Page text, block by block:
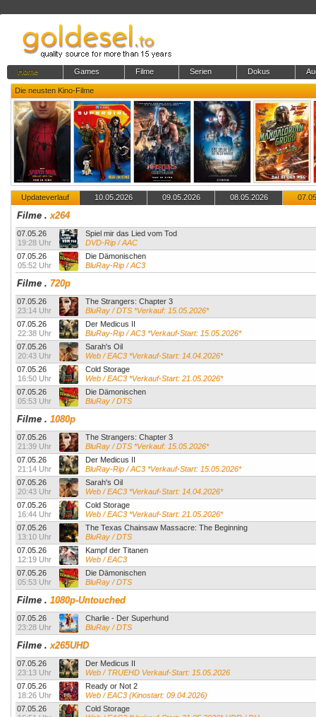
Home Games Filme Serien Dokus
Die neusten Kino-Filme
Updateverlauf 10.05.2026 09.05.2026 08.05.2026
Filme .x264
07.05.26
19:28 Uhr
Spiel mir das Lied vom Tod
DVD-Rip / AAC
07.05.26
05:52 Uhr
Die Dämonischen
BluRay-Rip / AC3
Filme . 720p
07.05.26
23:14 Uhr
The Strangers: Chapter 3
BluRay / DTS *Verkauf: 15.05.2026*
07.05.26
22:38 Uhr
Der Medicus II
BluRay-Rip / AC3 *Verkauf-Start: 15.05.2026*
07.05.26
20:43 Uhr
Sarah's Oil
Web / EAC3 *Verkauf-Start: 14.04.2026*
07.05.26
16:50 Uhr
Cold Storage
Web / EAC3 *Verkauf-Start: 21.05.2026*
07.05.26
05:53 Uhr
Die Dämonischen
BluRay / DTS
Filme . 1080p
07.05.26
21:39 Uhr
The Strangers: Chapter 3
BluRay / DTS *Verkauf: 15.05.2026*
07.05.26
21:14 Uhr
Der Medicus II
BluRay-Rip / AC3 *Verkauf-Start: 15.05.2026*
07.05.26
20:43 Uhr
Sarah's Oil
Web / EAC3 *Verkauf-Start: 14.04.2026*
07.05.26
16:44 Uhr
Cold Storage
Web / EAC3 *Verkauf-Start: 21.05.2026*
07.05.26
13:10 Uhr
The Texas Chainsaw Massacre: The Beginning
BluRay / DTS
07.05.26
12:19 Uhr
Kampf der Titanen
Web / EAC3
07.05.26
05:53 Uhr
Die Dämonischen
BluRay / DTS
Filme . 1080p-Untouched
07.05.26
23:28 Uhr
Charlie - Der Superhund
BluRay / DTS
Filme .x265UHD
07.05.26
23:13 Uhr
Der Medicus II
Web / TRUEHD Verkauf-Start: 15.05.2026
07.05.26
18:26 Uhr
Ready or Not 2
Web / EAC3 (Kinostart: 09.04.2026)
07.05.26
Cold Storage